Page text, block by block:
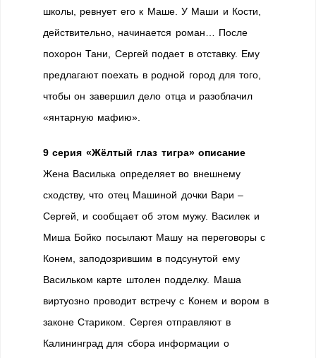
школы, ревнует его к Маше. У Маши и Кости,
действительно, начинается роман… После
похорон Тани, Сергей подает в отставку. Ему
предлагают поехать в родной город для того,
чтобы он завершил дело отца и разоблачил
«янтарную мафию».
9 серия «Жёлтый глаз тигра» описание
Жена Василька определяет во внешнему
сходству, что отец Машиной дочки Вари –
Сергей, и сообщает об этом мужу. Василек и
Миша Бойко посылают Машу на переговоры с
Конем, заподозрившим в подсунутой ему
Васильком карте штолен подделку. Маша
виртуозно проводит встречу с Конем и вором в
законе Стариком. Сергея отправляют в
Калининград для сбора информации о